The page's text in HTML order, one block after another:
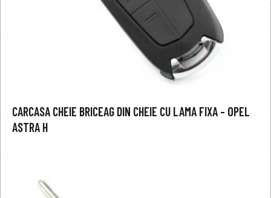
CARCASA CHEIE BRICEAG DIN CHEIE CU LAMA FIXA – OPEL
ASTRA H